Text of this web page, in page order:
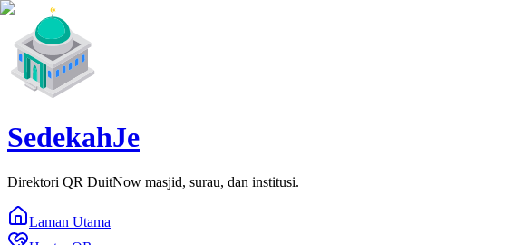
SedekahJe
Direktori QR DuitNow masjid, surau, dan institusi.
Laman Utama